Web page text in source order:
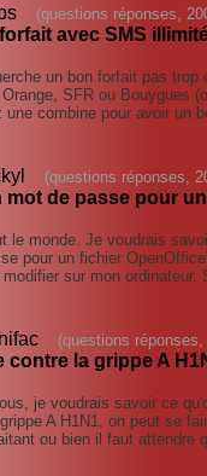
(questions réponses,
avec SMS
un bon forfait pas
Orange, SFR ou Bouygues
une combine pour avoir un
(questions réponses,
mot de passe pour
le monde. Je voudrais
pour un fichier
modifier sur mon
(questions
contre la grippe A
je voudrais savoir ce
A H1N1, on peut se
ou bien il faut attendre